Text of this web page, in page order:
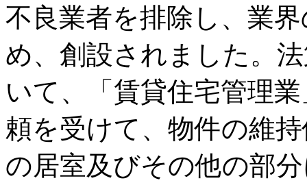
不良業者を排除し、業
め、創設されました。
いて、「賃貸住宅管理
頼を受けて、物件の維
の居室及びその他の部